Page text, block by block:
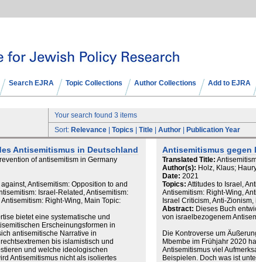
Search EJRA Topic Collections Author Collections Add to EJRA
Your search found 3 items
Sort: Relevance Topics Title Author Publication Year
Antisemitismus in Deutschland
of antisemitism in Germany
Antisemitism: Opposition to and
Israel-Related, Antisemitism:
Right-Wing, Main Topic:
bietet eine systematische und
Erscheinungsformen in
antisemitische Narrative in
bis islamistisch und
und welche ideologischen
Antisemitismus nicht als isoliertes
Antisemitismus gegen
Translated Title:
Author(s): Holz, Klaus;
Date: 2021
Topics: Attitudes to Israel,
Antisemitism: Right-Wing,
Israel Criticism, Anti-
Abstract: Dieses Buch
von israelbezogenem
Die Kontroverse um
Mbembe im Frühjahr 2020
Antisemitismus viel
Beispielen. Doch was ist